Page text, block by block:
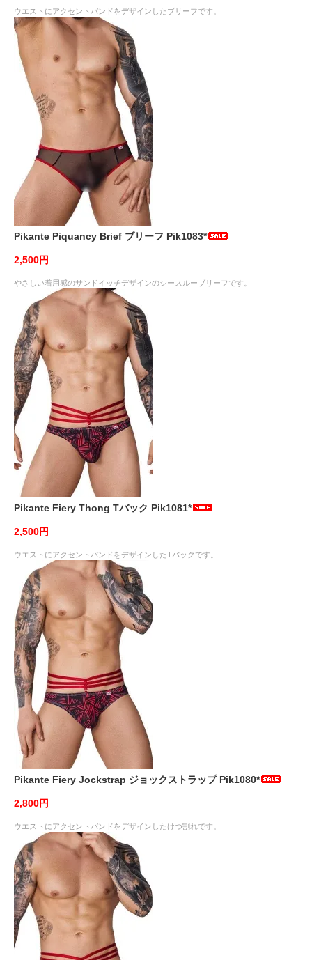
ウエストにアクセントバンドをデザインしたブリーフです。
Pikante Piquancy Brief ブリーフ Pik1083*
2,500円
やさしい着用感のサンドイッチデザインのシースルーブリーフです。
Pikante Fiery Thong Tバック Pik1081*
2,500円
ウエストにアクセントバンドをデザインしたTバックです。
Pikante Fiery Jockstrap ジョックストラップ Pik1080*
2,800円
ウエストにアクセントバンドをデザインしたけつ割れです。